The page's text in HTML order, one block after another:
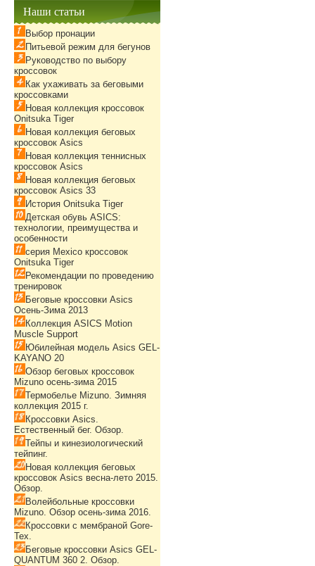
Наши статьи
Выбор пронации
Питьевой режим для бегунов
Руководство по выбору
кроссовок
Как ухаживать за беговыми
кроссовками
Новая коллекция кроссовок
Onitsuka Tiger
Новая коллекция беговых
кроссовок Asics
Новая коллекция теннисных
кроссовок Asics
Новая коллекция беговых
кроссовок Asics 33
История Onitsuka Tiger
Детская обувь ASICS:
технологии, преимущества и
особенности
серия Mexico кроссовок
Onitsuka Tiger
Рекомендации по проведению
тренировок
Беговые кроссовки Asics
Осень-Зима 2013
Коллекция ASICS Motion
Muscle Support
Юбилейная модель Asics GEL-
KAYANO 20
Обзор беговых кроссовок
Mizuno осень-зима 2015
Термобелье Mizuno. Зимняя
коллекция 2015 г.
Кроссовки Asics.
Естественный бег. Обзор.
Тейпы и кинезиологический
тейпинг.
Новая коллекция беговых
кроссовок Asics весна-лето 2015.
Обзор.
Волейбольные кроссовки
Mizuno. Обзор осень-зима 2016.
Кроссовки с мембраной Gore-
Tex.
Беговые кроссовки Asics GEL-
QUANTUM 360 2. Обзор.